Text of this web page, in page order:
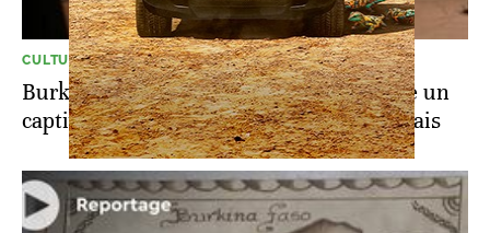
CULTURE
Burkina Faso: Afissata Coulibaly propose un
captivant spectacle de clown aux Ouagalais